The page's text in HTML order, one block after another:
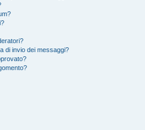
di invio dei messaggi?